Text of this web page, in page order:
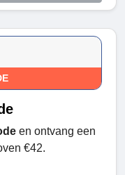
en ontvang een
€42.